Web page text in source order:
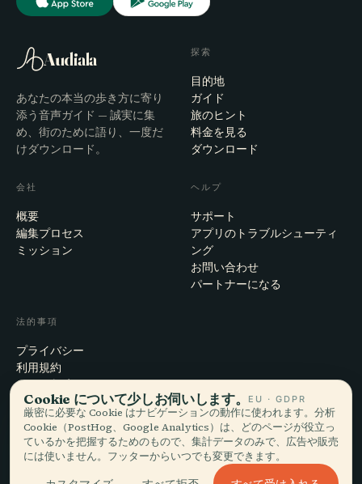
Audiala
あなたの本当の歩き方に寄り
添う音声ガイド — 誠実に集
め、街のために語り、一度だ
けダウンロード。
探索
目的地
ガイド
旅のヒント
料金を見る
ダウンロード
会社
概要
編集プロセス
ミッション
ヘルプ
サポート
アプリのトラブルシューティ
ング
お問い合わせ
パートナーになる
法的事項
プライバシー
利用規約
Cookie設定
アカウント削除
© 2026 Audiala · スイス・モルジュにて、旅の途上で、雲の上で作ってい
Cookie について少しお伺いします。 EU · GDPR
厳密に必要な Cookie はナビゲーションの動作に使われます。分析
Cookie（PostHog、Google Analytics）は、どのページが役立っ
ているかを把握するためのもので、集計データのみで、広告や販売
には使いません。フッターからいつでも変更できます。